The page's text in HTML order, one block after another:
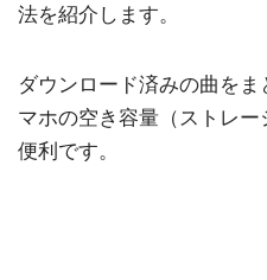
法を紹介します。
ダウンロード済みの曲を
マホの空き容量（ストレ
便利です。